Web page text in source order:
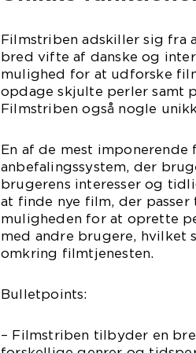
Filmstriben adskiller sig fra
bred vifte af danske og
mulighed for at udforske
opdage skjulte perler samt
Filmstriben også nogle
En af de mest
anbefalingssystem, der
brugerens interesser og
at finde nye film, der
muligheden for at oprette
med andre brugere, hvilket
omkring filmtjenesten.
Bulletpoints:
– Filmstriben tilbyder en